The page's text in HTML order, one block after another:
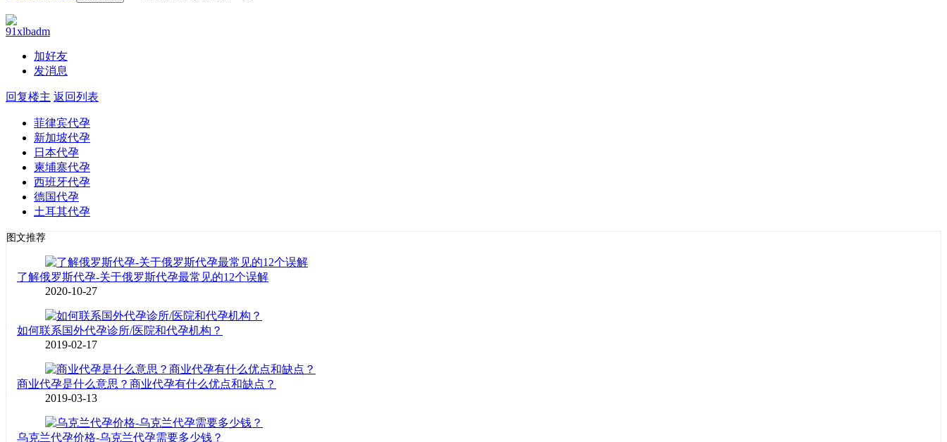
91xlbadm
加好友
发消息
回复楼主 返回列表
菲律宾代孕
新加坡代孕
日本代孕
柬埔寨代孕
西班牙代孕
德国代孕
土耳其代孕
图文推荐
了解俄罗斯代孕-关于俄罗斯代孕最常见的12个误解
2020-10-27
如何联系国外代孕诊所/医院和代孕机构？
2019-02-17
商业代孕是什么意思？商业代孕有什么优点和缺点？
2019-03-13
乌克兰代孕价格-乌克兰代孕需要多少钱？